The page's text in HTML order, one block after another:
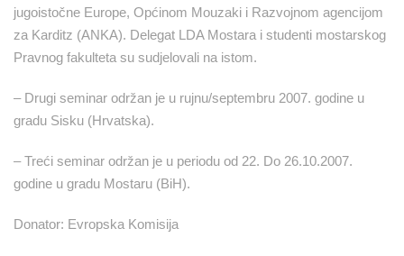
jugoistočne Europe, Općinom Mouzaki i Razvojnom agencijom
za Karditz (ANKA). Delegat LDA Mostara i studenti mostarskog
Pravnog fakulteta su sudjelovali na istom.
– Drugi seminar održan je u rujnu/septembru 2007. godine u
gradu Sisku (Hrvatska).
– Treći seminar održan je u periodu od 22. Do 26.10.2007.
godine u gradu Mostaru (BiH).
Donator: Evropska Komisija